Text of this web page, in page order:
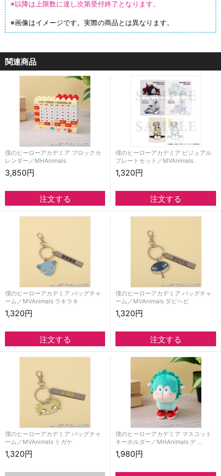
※以降は上限数に達し次第受付終了となります。
※画像はイメージです。実際の商品とは異なります。
関連商品
僕のヒーローアカデミア ブロックカ
レンダー／MHAnimals
3,850円
僕のヒーローアカデミア ビジュアル
プレートセット／MVAnimals
1,320円
僕のヒーローアカデミア バッグチャ
ーム／MVAnimals ラキラキ
1,320円
僕のヒーローアカデミア バッグチャ
ーム／MVAnimals ダビヘビ
1,320円
僕のヒーローアカデミア バッグチャ
ーム／MVAnimals トガケ
1,320円
僕のヒーローアカデミア マスコット
キーホルダー／MHAnimals デ …
1,980円